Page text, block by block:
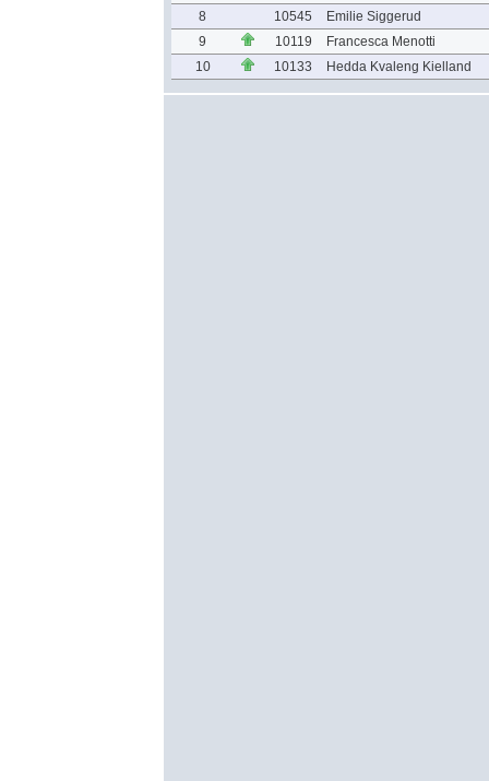
8
10545
Emilie Siggerud
9
10119
Francesca Menotti
10
10133 Hedda Kvaleng Kielland